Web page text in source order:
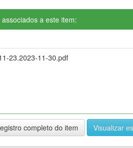
a este item:
23.2023-11-30.pdf
completo do item Visualizar